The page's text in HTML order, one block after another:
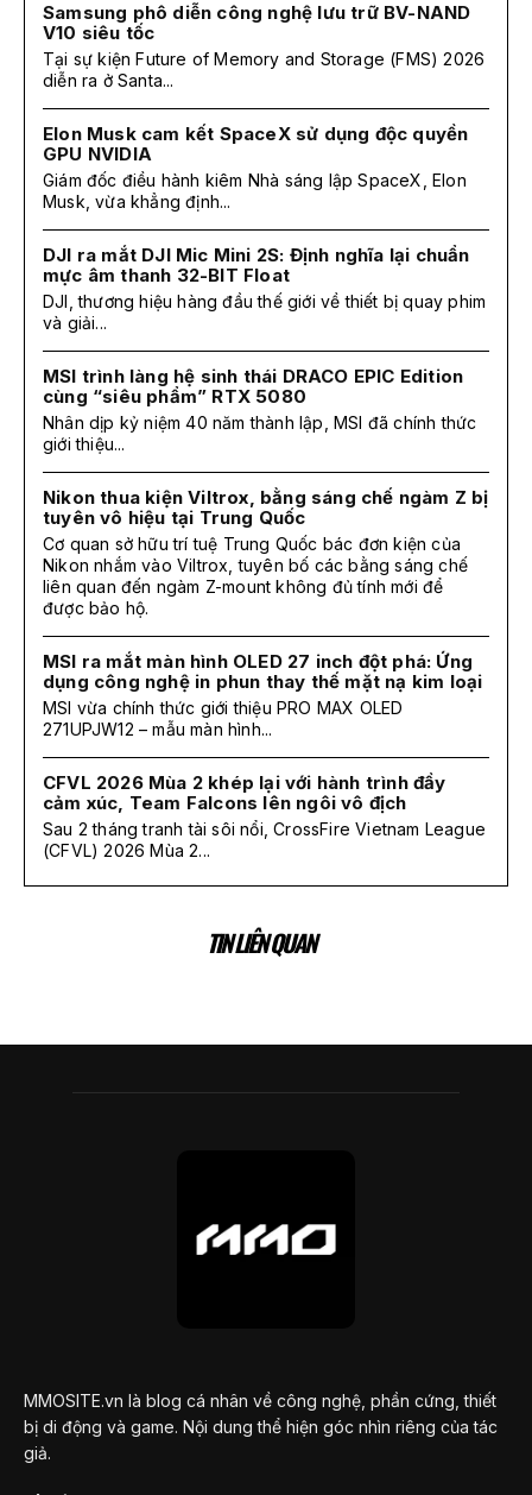
Samsung phô diễn công nghệ lưu trữ BV-NAND
V10 siêu tốc
Tại sự kiện Future of Memory and Storage (FMS) 2026
diễn ra ở Santa...
Elon Musk cam kết SpaceX sử dụng độc quyền
GPU NVIDIA
Giám đốc điều hành kiêm Nhà sáng lập SpaceX, Elon
Musk, vừa khẳng định...
DJI ra mắt DJI Mic Mini 2S: Định nghĩa lại chuẩn
mực âm thanh 32-BIT Float
DJI, thương hiệu hàng đầu thế giới về thiết bị quay phim
và giải...
MSI trình làng hệ sinh thái DRACO EPIC Edition
cùng “siêu phẩm” RTX 5080
Nhân dịp kỷ niệm 40 năm thành lập, MSI đã chính thức
giới thiệu...
Nikon thua kiện Viltrox, bằng sáng chế ngàm Z bị
tuyên vô hiệu tại Trung Quốc
Cơ quan sở hữu trí tuệ Trung Quốc bác đơn kiện của
Nikon nhắm vào Viltrox, tuyên bố các bằng sáng chế
liên quan đến ngàm Z-mount không đủ tính mới để
được bảo hộ.
MSI ra mắt màn hình OLED 27 inch đột phá: Ứng
dụng công nghệ in phun thay thế mặt nạ kim loại
MSI vừa chính thức giới thiệu PRO MAX OLED
271UPJW12 – mẫu màn hình...
CFVL 2026 Mùa 2 khép lại với hành trình đầy
cảm xúc, Team Falcons lên ngôi vô địch
Sau 2 tháng tranh tài sôi nổi, CrossFire Vietnam League
(CFVL) 2026 Mùa 2...
TIN LIÊN QUAN
MMOSITE.vn là blog cá nhân về công nghệ, phần cứng, thiết
bị di động và game. Nội dung thể hiện góc nhìn riêng của tác
giả.